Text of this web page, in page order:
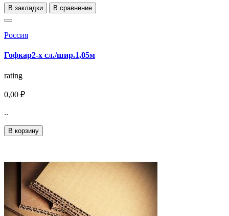
В закладки В сравнение
Россия
Гофкар2-х сл./шир.1,05м
rating
0,00 ₽
..
В корзину